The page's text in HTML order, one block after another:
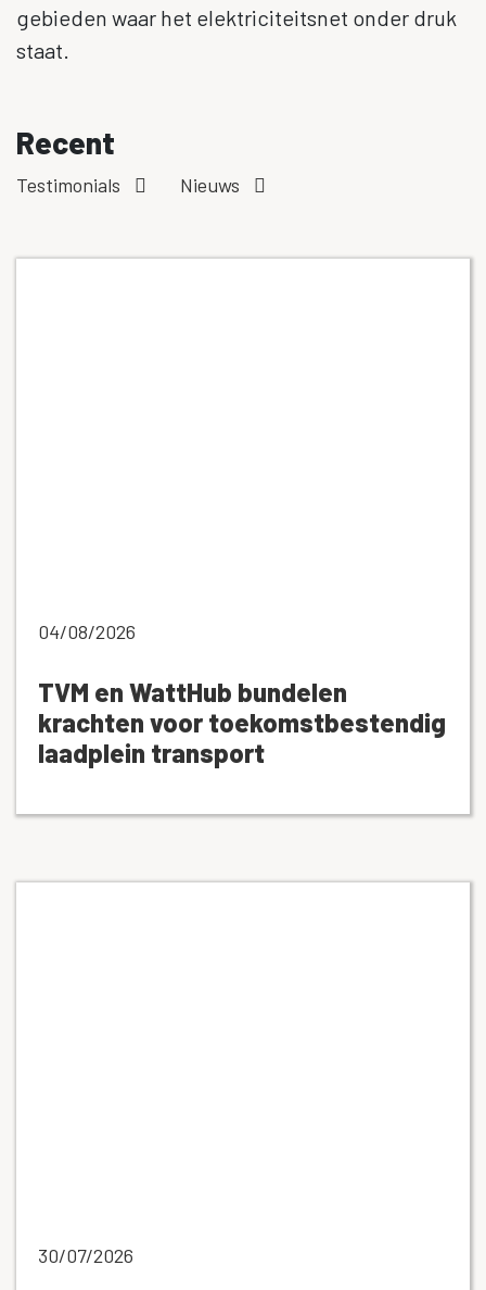
gebieden waar het elektriciteitsnet onder druk
staat.
Recent
Testimonials Nieuws
04/08/2026
TVM en WattHub bundelen
krachten voor toekomstbestendig
laadplein transport
30/07/2026